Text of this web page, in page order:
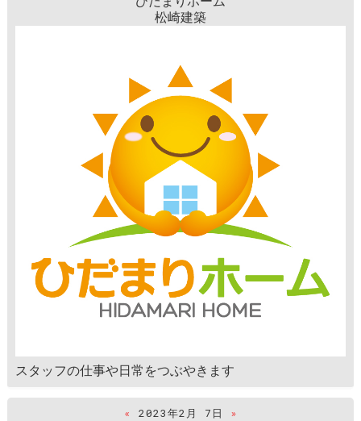
松崎建築
スタッフの仕事や日常をつぶやきます
« 2023年2月 7日
»